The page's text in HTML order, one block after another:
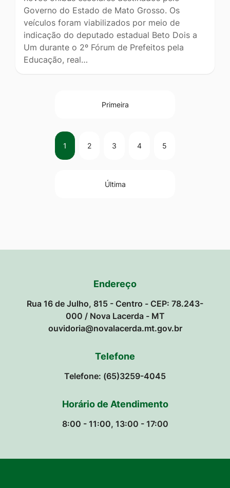
Governo do Estado de Mato Grosso. Os
veículos foram viabilizados por meio de
indicação do deputado estadual Beto Dois a
Um durante o 2º Fórum de Prefeitos pela
Educação, real…
Primeira
1 2 3 4 5
Última
Endereço
Rua 16 de Julho, 815 - Centro - CEP: 78.243-
000 / Nova Lacerda - MT
ouvidoria@novalacerda.mt.gov.br
Telefone
Telefone: (65)3259-4045
Horário de Atendimento
8:00 - 11:00, 13:00 - 17:00